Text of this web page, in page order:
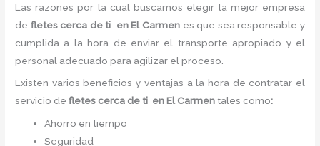
Las razones por la cual buscamos elegir la mejor empresa
de fletes cerca de ti en El Carmen es que sea responsable y
cumplida a la hora de enviar el transporte apropiado y el
personal adecuado para agilizar el proceso.
Existen varios beneficios y ventajas a la hora de contratar el
servicio defletes cerca de ti en El Carmen tales como:
Ahorro en tiempo
Seguridad